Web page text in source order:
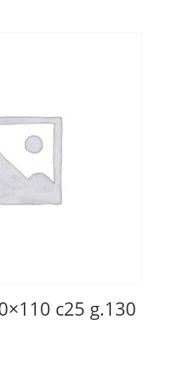
c25 g.130